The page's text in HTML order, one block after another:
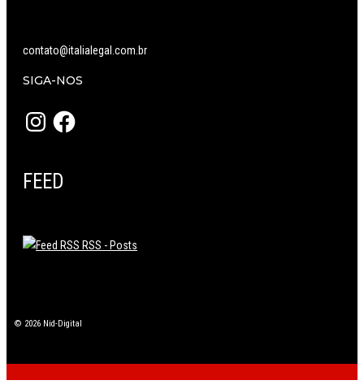
contato@italialegal.com.br
SIGA-NOS
InstagramFacebook
FEED
RSS - Posts
© 2026 Nid-Digital